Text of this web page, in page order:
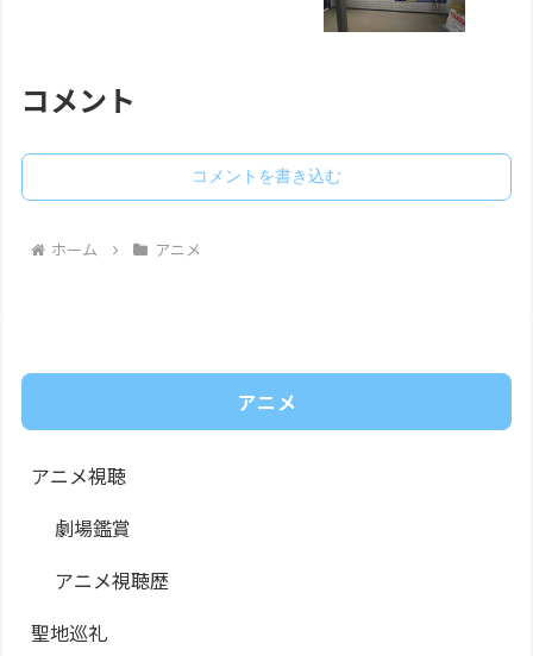
コメント
コメントを書き込む
ホーム アニメ
アニメ
アニメ視聴
劇場鑑賞
アニメ視聴歴
聖地巡礼